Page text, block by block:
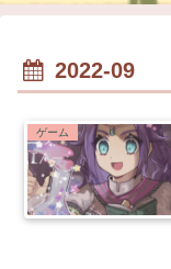
2022-09
ゲーム